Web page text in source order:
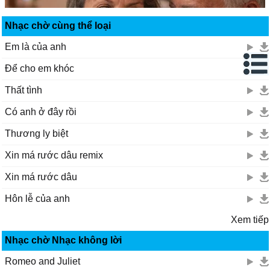
Nhạc chờ cùng thể loại
Em là của anh
Để cho em khóc
Thất tình
Có anh ở đây rồi
Thương ly biệt
Xin má rước dâu remix
Xin má rước dâu
Hôn lễ của anh
Xem tiếp
Nhạc chờ Nhạc không lời
Romeo and Juliet